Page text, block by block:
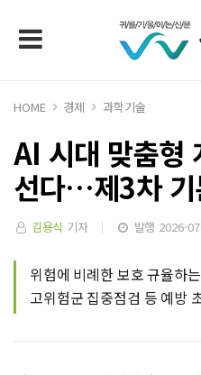
HOME 경제 과학기술
AI 시대 맞춤형
선다…제3차 기
김용식 기자 발행 2026-
위험에 비례한 보호 규율하
고위험군 집중점검 등 예방